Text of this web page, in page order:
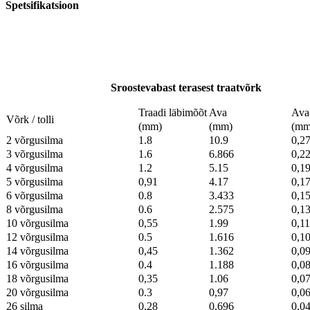
Spetsifikatsioon
Sroostevabast terasest traatvõrk
Võrk / tolli
Traadi läbimõõt Ava
Ava
(mm)
(mm)
2 võrgusilma
1.8 10.9
3 võrgusilma
1.6 6.866
4 võrgusilma
1.2 5.15
5 võrgusilma
0,91 4.17
6 võrgusilma
0.8 3.433
8 võrgusilma
0.6 2.575
10 võrgusilma
0,55 1.99
12 võrgusilma
0.5 1.616
14 võrgusilma
0,45 1.362
16 võrgusilma
0.4 1.188
18 võrgusilma
0,35 1.06
20 võrgusilma
0.3 0,97
26 silma
0,28 0,696